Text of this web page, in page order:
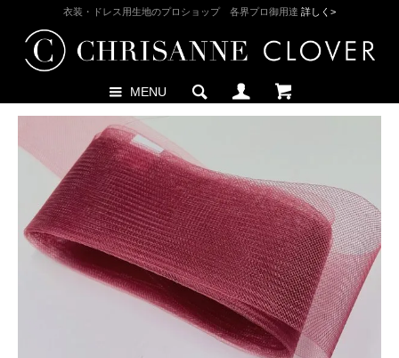
衣装・ドレス用生地のプロショップ 各界プロ御用達 詳しく>
MENU